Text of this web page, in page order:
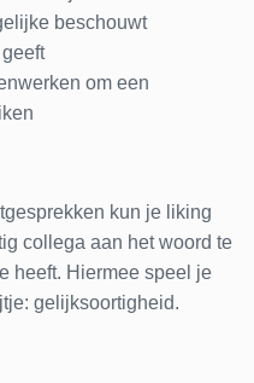
beschouwt
om een
kun je liking
collega aan het woord te
heeft. Hiermee speel je
gelijksoortigheid.